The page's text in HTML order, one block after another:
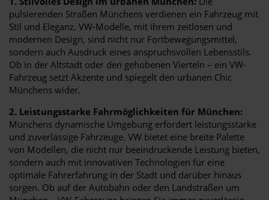
pulsierenden Straßen Münchens verdienen ein Fahrzeug mit
Stil und Eleganz. VW-Modelle, mit ihrem zeitlosen und
modernen Design, sind nicht nur Fortbewegungsmittel,
sondern auch Ausdruck eines anspruchsvollen Lebensstils.
Ob in der Altstadt oder den gehobenen Vierteln – ein VW-
Fahrzeug setzt Akzente und spiegelt den urbanen Chic
Münchens wider.
2. Leistungsstarke Fahrmöglichkeiten für München:
Münchens dynamische Umgebung erfordert leistungsstarke
und zuverlässige Fahrzeuge. VW bietet eine breite Palette
von Modellen, die nicht nur beeindruckende Leistung bieten,
sondern auch mit innovativen Technologien für eine
optimale Fahrerfahrung in der Stadt und darüber hinaus
sorgen. Ob auf der Autobahn oder den Landstraßen um